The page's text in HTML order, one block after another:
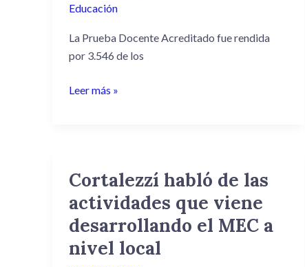
Educación
La Prueba Docente Acreditado fue rendida
por 3.546 de los
Leer más »
Cortalezzí habló de las
actividades que viene
desarrollando el MEC a
nivel local
Cortalezzí
habló
de
las
actividades